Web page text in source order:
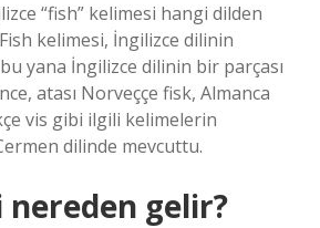
“fish” kelimesi hangi dilden
kelimesi, İngilizce dilinin
bu yana İngilizce dilinin bir parçası
atası Norveççe fisk, Almanca
vis gibi ilgili kelimelerin
dilinde mevcuttu.
nereden gelir?